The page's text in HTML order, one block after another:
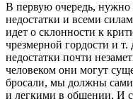
В первую очередь, нужно
недостатки и всеми
идет о склонности к
чрезмерной гордости и
недостатки почти
человеком они могут
бросали, мы должны сами
и легкими в общении. И